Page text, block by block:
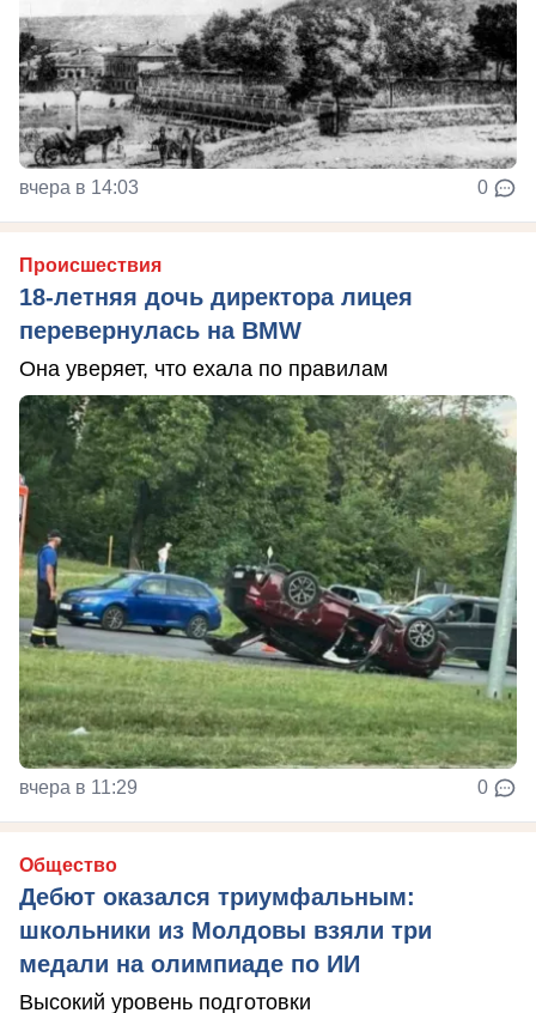
вчера в 14:03 0
Происшествия
18-летняя дочь директора лицея
перевернулась на BMW
Она уверяет, что ехала по правилам
вчера в 11:29 0
Общество
Дебют оказался триумфальным:
школьники из Молдовы взяли три
медали на олимпиаде по ИИ
Высокий уровень подготовки